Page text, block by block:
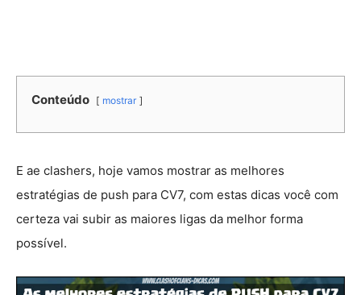
Conteúdo mostrar
E ae clashers, hoje vamos mostrar as melhores
estratégias de push para CV7, com estas dicas você com
certeza vai subir as maiores ligas da melhor forma
possível.